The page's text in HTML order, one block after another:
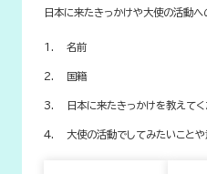
日本に来たきっかけや大使の活動へ
名前
国籍
日本に来たきっかけを教えてく
大使の活動でしてみたいことや